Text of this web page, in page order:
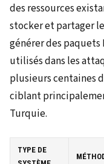
des ressources
stocker et partager
générer des paquets
utilisés dans les
plusieurs centaines
ciblant
Turquie.
TYPE DE